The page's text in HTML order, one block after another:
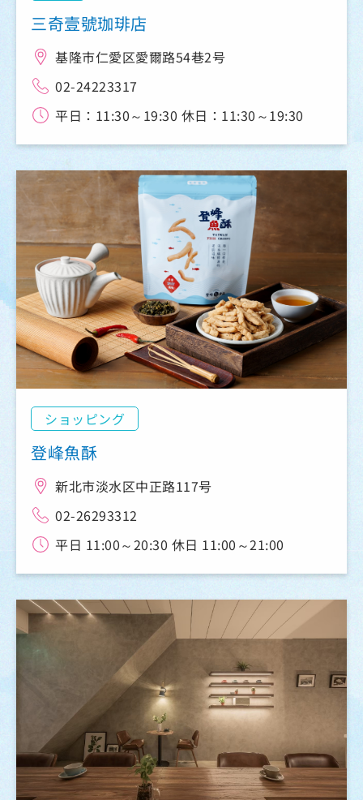
三奇壹號珈琲店
基隆市仁愛区愛爾路54巷2号
02-24223317
平日：11:30～19:30 休日：11:30～19:30
ショッピング
登峰魚酥
新北市淡水区中正路117号
02-26293312
平日 11:00～20:30 休日 11:00～21:00